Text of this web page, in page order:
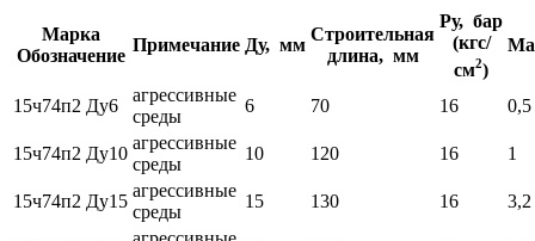
Марка
Обозначение
Примечание Ду, мм
Строительная
длина, мм
Ру, бар
(кгс/
см2)
15ч74п2 Ду6
агрессивные
среды
6 70 16 0,5
15ч74п2 Ду10
агрессивные
среды
10 120 16 1
15ч74п2 Ду15
агрессивные
среды
15 130 16 3,2